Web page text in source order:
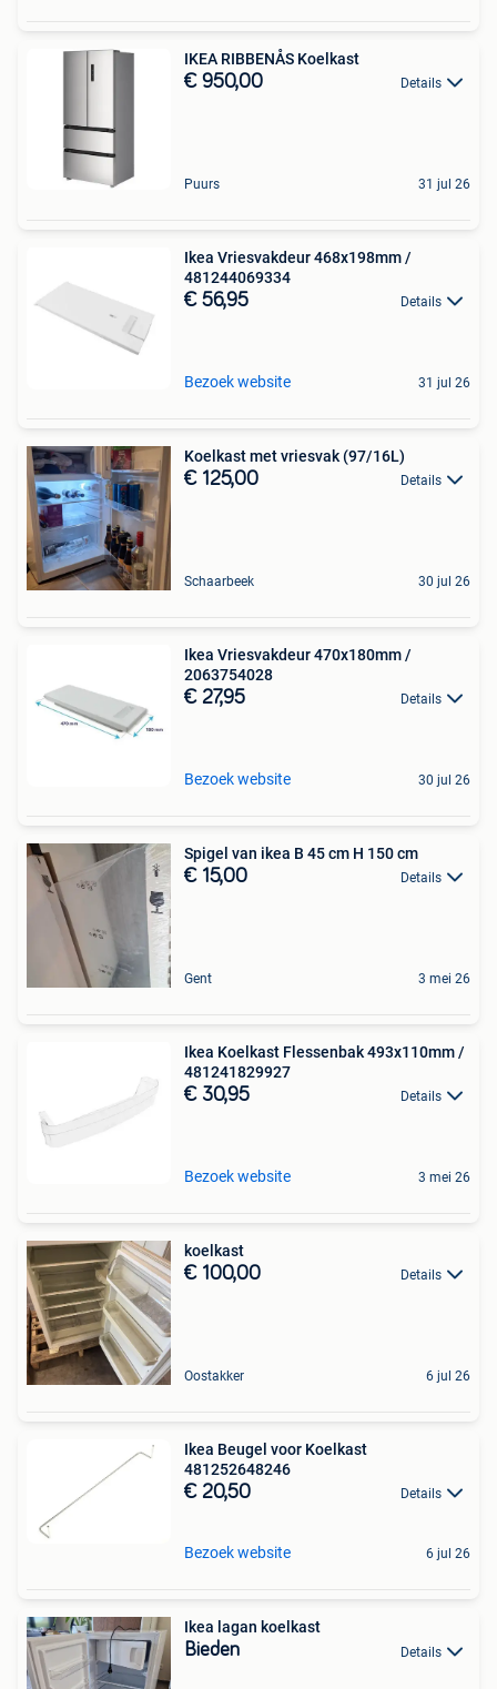
IKEA RIBBENÅS Koelkast
€ 950,00 Details
Puurs 31 jul 26
Ikea Vriesvakdeur 468x198mm /
481244069334
€ 56,95 Details
Bezoek website 31 jul 26
Koelkast met vriesvak (97/16L)
€ 125,00 Details
Schaarbeek 30 jul 26
Ikea Vriesvakdeur 470x180mm /
2063754028
€ 27,95 Details
Bezoek website 30 jul 26
Spigel van ikea B 45 cm H 150 cm
€ 15,00 Details
Gent 3 mei 26
Ikea Koelkast Flessenbak 493x110mm /
481241829927
€ 30,95 Details
Bezoek website 3 mei 26
koelkast
€ 100,00 Details
Oostakker 6 jul 26
Ikea Beugel voor Koelkast
481252648246
€ 20,50 Details
Bezoek website 6 jul 26
Ikea lagan koelkast
Bieden Details